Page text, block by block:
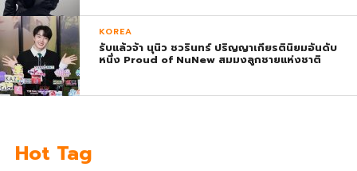
KOREA
รับแล้วจ้า นุนิว ชวรินทร์ ปริญญาเกียรตินิยมอันดับ
หนึ่ง Proud of NuNew สมมงลูกชายแห่งชาติ
Hot Tag